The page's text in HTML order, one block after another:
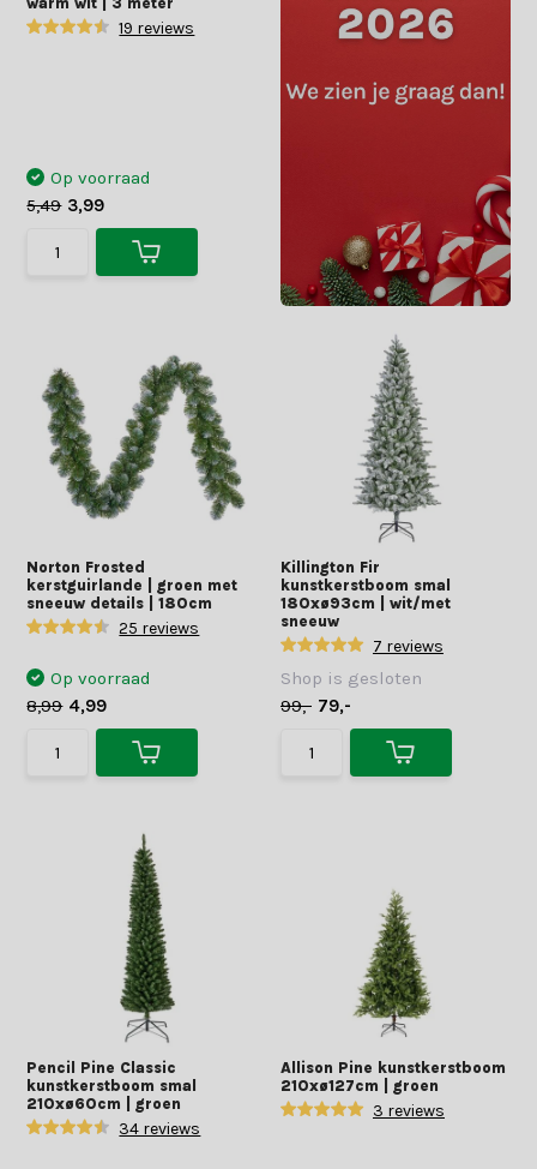
19 reviews
Op voorraad
5,49 3,99
Norton Frosted
kerstguirlande | groen met
sneeuw details | 180cm
25 reviews
Op voorraad
8,99 4,99
Killington Fir
kunstkerstboom smal
180xø93cm | wit/met
sneeuw
7 reviews
Shop is gesloten
99,- 79,-
Pencil Pine Classic
kunstkerstboom smal
210xø60cm | groen
34 reviews
Allison Pine kunstkerstboom
210xø127cm | groen
3 reviews